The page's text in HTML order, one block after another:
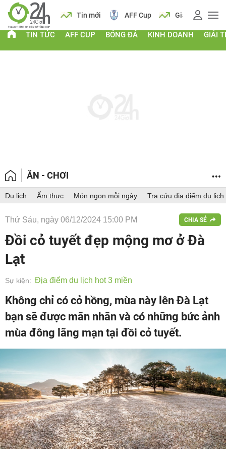
Lịch Tin mới AFF Cup Giá vàng
TIN TỨC AFF CUP BÓNG ĐÁ KINH DOANH GIẢI
ĂN - CHƠI
Du lịch Ẩm thực Món ngon mỗi ngày Tra cứu địa điểm du lịch
Thứ Sáu, ngày 06/12/2024 15:00 PM CHIA SẺ
Đồi cỏ tuyết đẹp mộng mơ ở Đà
Lạt
Sự kiện: Địa điểm du lịch hot 3 miền
Không chỉ có cỏ hồng, mùa này lên Đà Lạt
bạn sẽ được mãn nhãn và có những bức ảnh
mùa đông lãng mạn tại đồi cỏ tuyết.